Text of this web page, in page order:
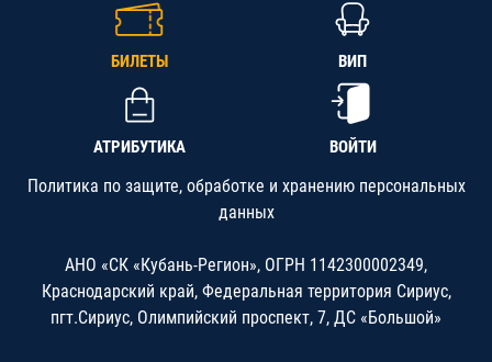
БИЛЕТЫ ВИП
АТРИБУТИКА ВОЙТИ
Политика по защите, обработке и хранению персональных
данных
АНО «СК «Кубань-Регион», ОГРН 1142300002349,
Краснодарский край, Федеральная территория Сириус,
пгт.Сириус, Олимпийский проспект, 7, ДС «Большой»